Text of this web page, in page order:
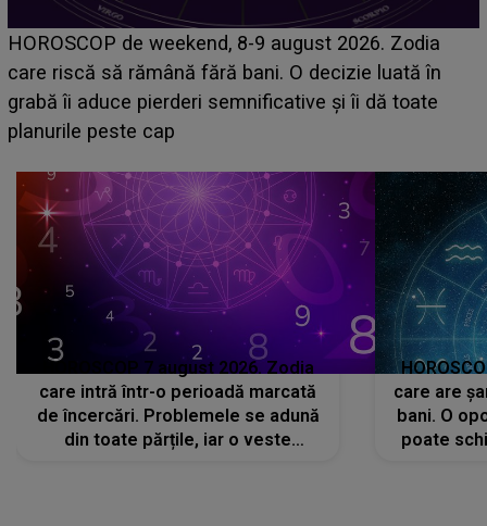
Emanuel a ținut ACEST DETALIU ASCUNS până
acum! În fața Alexandrei, concurentul din Casa
face o MĂRTURISIRE NEAȘTEPTATĂ despre
sa: "I-am spus și ei în față, eu nu te iubesc pentru
HOROSCOP 7 august 2026. Zodia
care intră într-o perioadă marcată
de încercări. Problemele se adună
din toate părțile, iar o veste
care are
bani. O
poate